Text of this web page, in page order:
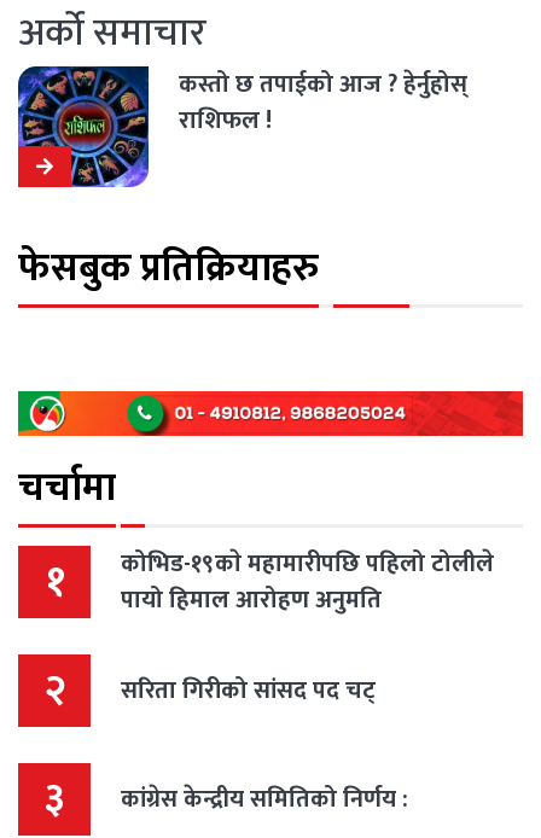
अर्को समाचार
कस्तो छ तपाईको आज ? हेर्नुहोस्
राशिफल !
फेसबुक प्रतिक्रियाहरु
चर्चामा
१
कोभिड-१९काे महामारीपछि पहिलो टोलीले
पायो हिमाल आरोहण अनुमति
२ सरिता गिरीको सांसद पद चट्
३ कांग्रेस केन्द्रीय समितिको निर्णय :